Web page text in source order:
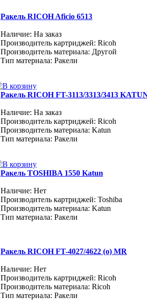
Ракель RICOH Aficio 6513
Наличие: На заказ
Производитель картриджей: Ricoh
Производитель материала: Другой
Тип материала: Ракели
Ракель RICOH FT-3113/3313/3413
Наличие: На заказ
Производитель картриджей: Ricoh
Производитель материала: Katun
Тип материала: Ракели
Ракель TOSHIBA 1550 Katun
Наличие: Нет
Производитель картриджей: Toshiba
Производитель материала: Katun
Тип материала: Ракели
Ракель RICOH FT-4027/4622 (о) MR
Наличие: Нет
Производитель картриджей: Ricoh
Производитель материала: Ricoh
Тип материала: Ракели